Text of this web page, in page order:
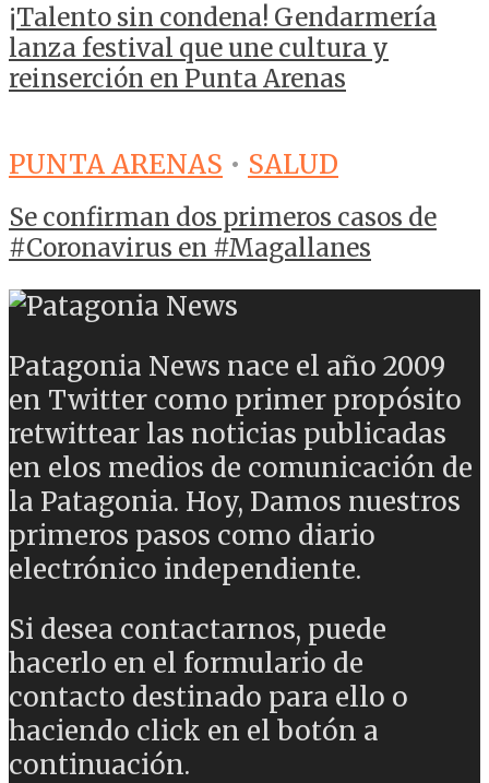
¡Talento sin condena! Gendarmería
lanza festival que une cultura y
reinserción en Punta Arenas
PUNTA ARENAS • SALUD
Se confirman dos primeros casos de
#Coronavirus en #Magallanes
Patagonia News nace el año 2009
en Twitter como primer propósito
retwittear las noticias publicadas
en elos medios de comunicación de
la Patagonia. Hoy, Damos nuestros
primeros pasos como diario
electrónico independiente.
Si desea contactarnos, puede
hacerlo en el formulario de
contacto destinado para ello o
haciendo click en el botón a
continuación.